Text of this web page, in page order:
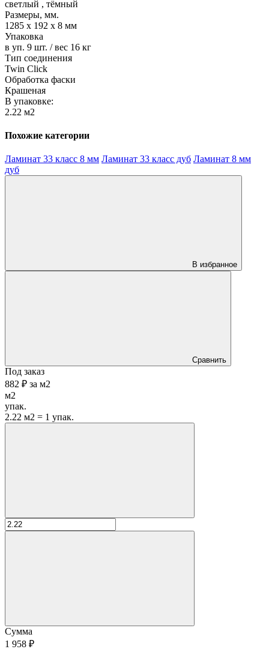
светлый , тёмный
Размеры, мм.
1285 х 192 х 8 мм
Упаковка
в уп. 9 шт. / вес 16 кг
Тип соединения
Twin Click
Обработка фаски
Крашеная
В упаковке:
2.22 м2
Похожие категории
Ламинат 33 класс 8 мм Ламинат 33 класс дуб Ламинат 8 мм
дуб
В избранное
Сравнить
Под заказ
882 ₽ за м2
м2
упак.
2.22 м2 = 1 упак.
Сумма
1 958 ₽